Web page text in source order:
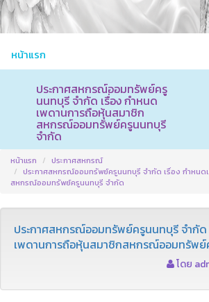
หน้าแรก
ประกาศสหกรณ์ออมทรัพย์ครู
นนทบุรี จำกัด เรื่อง กำหนด
เพดานการถือหุ้นสมาชิก
สหกรณ์ออมทรัพย์ครูนนทบุรี
จำกัด
หน้าแรก
ประกาศสหกรณ์
ประกาศสหกรณ์ออมทรัพย์ครูนนทบุรี จำกัด เรื่อง กำหนด
สหกรณ์ออมทรัพย์ครูนนทบุรี จำกัด
ประกาศสหกรณ์ออมทรัพย์ครูนนทบุรี จำกัด
เพดานการถือหุ้นสมาชิกสหกรณ์ออมทรัพ
โดย